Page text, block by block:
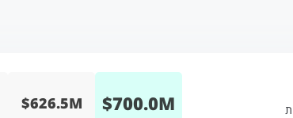
M
700.0
$
$626.5M